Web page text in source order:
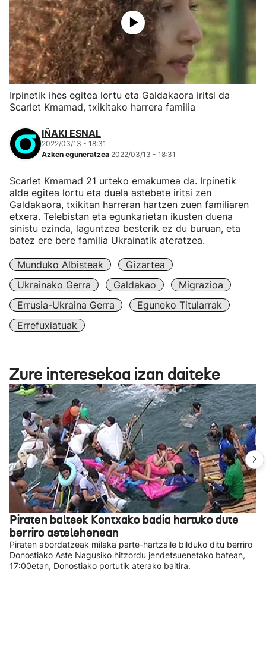
Irpinetik ihes egitea lortu eta Galdakaora iritsi da
Scarlet Kmamad, txikitako harrera familia
IÑAKI ESNAL
2022/03/13 - 18:31
Azken eguneratzea 2022/03/13 - 18:31
Scarlet Kmamad 21 urteko emakumea da. Irpinetik
alde egitea lortu eta duela astebete iritsi zen
Galdakaora, txikitan harreran hartzen zuen familiaren
etxera. Telebistan eta egunkarietan ikusten duena
sinistu ezinda, laguntzea besterik ez du buruan, eta
batez ere bere familia Ukrainatik ateratzea.
Munduko Albisteak
Gizartea
Ukrainako Gerra
Galdakao
Migrazioa
Errusia-Ukraina Gerra
Eguneko Titularrak
Errefuxiatuak
Zure interesekoa izan daiteke
Piraten baltsek Kontxako badia hartuko dute
berriro astelehenean
Piraten abordatzeak milaka parte-hartzaile bilduko ditu berriro
Donostiako Aste Nagusiko hitzordu jendetsuenetako batean,
17:00etan, Donostiako portutik aterako baitira.